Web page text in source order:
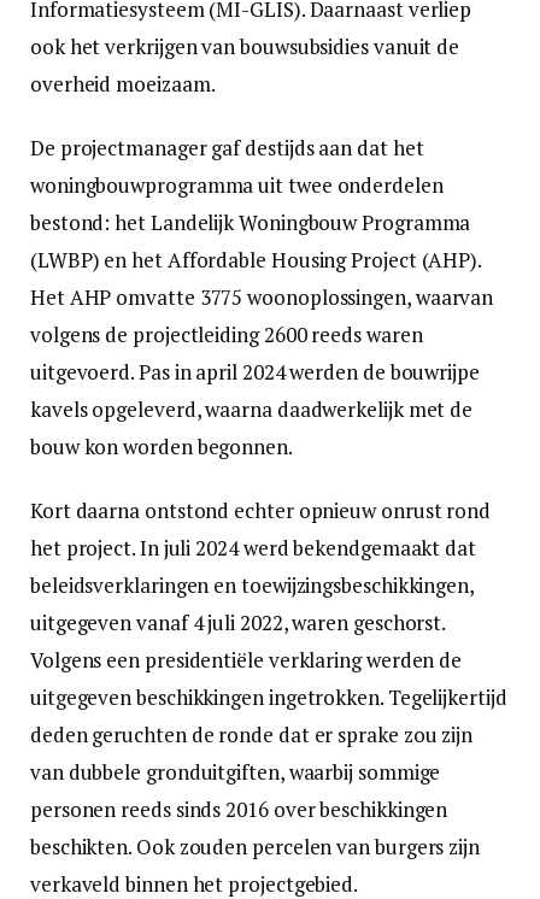
Informatiesysteem (MI-GLIS). Daarnaast verliep
ook het verkrijgen van bouwsubsidies vanuit de
overheid moeizaam.
De projectmanager gaf destijds aan dat het
woningbouwprogramma uit twee onderdelen
bestond: het Landelijk Woningbouw Programma
(LWBP) en het Affordable Housing Project (AHP).
Het AHP omvatte 3775 woonoplossingen, waarvan
volgens de projectleiding 2600 reeds waren
uitgevoerd. Pas in april 2024 werden de bouwrijpe
kavels opgeleverd, waarna daadwerkelijk met de
bouw kon worden begonnen.
Kort daarna ontstond echter opnieuw onrust rond
het project. In juli 2024 werd bekendgemaakt dat
beleidsverklaringen en toewijzingsbeschikkingen,
uitgegeven vanaf 4 juli 2022, waren geschorst.
Volgens een presidentiële verklaring werden de
uitgegeven beschikkingen ingetrokken. Tegelijkertijd
deden geruchten de ronde dat er sprake zou zijn
van dubbele gronduitgiften, waarbij sommige
personen reeds sinds 2016 over beschikkingen
beschikten. Ook zouden percelen van burgers zijn
verkaveld binnen het projectgebied.